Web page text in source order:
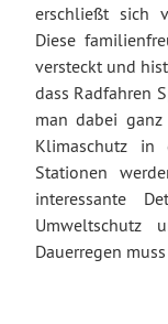
erschließt sich
Diese
versteckt und
dass Radfahren
man dabei
Klimaschutz in
Stationen
interessante
Umweltschutz
Dauerregen